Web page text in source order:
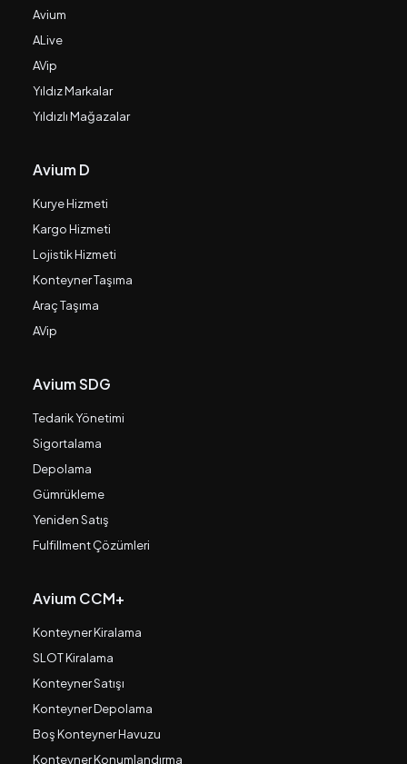
Avium
ALive
AVip
Yıldız Markalar
Yıldızlı Mağazalar
Avium D
Kurye Hizmeti
Kargo Hizmeti
Lojistik Hizmeti
Konteyner Taşıma
Araç Taşıma
AVip
Avium SDG
Tedarik Yönetimi
Sigortalama
Depolama
Gümrükleme
Yeniden Satış
Fulfillment Çözümleri
Avium CCM+
Konteyner Kiralama
SLOT Kiralama
Konteyner Satışı
Konteyner Depolama
Boş Konteyner Havuzu
Konteyner Konumlandırma